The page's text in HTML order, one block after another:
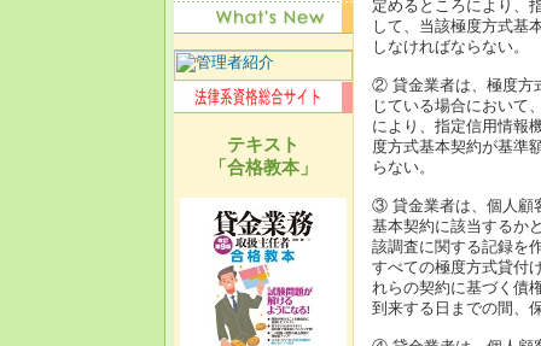
テキスト
「合格教本」
定めるところにより、
して、当該極度方式基
しなければならない。
② 貸金業者は、極度方
じている場合において
により、指定信用情報
度方式基本契約が基準
らない。
③ 貸金業者は、個人顧
基本契約に該当するか
該調査に関する記録を
すべての極度方式貸付
れらの契約に基づく債
到来する日までの間、